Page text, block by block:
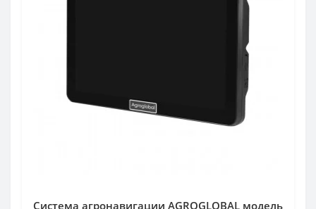
Система агронавигации AGROGLOBAL модель